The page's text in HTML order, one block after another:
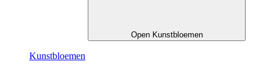
Open Kunstbloemen
Kunstbloemen